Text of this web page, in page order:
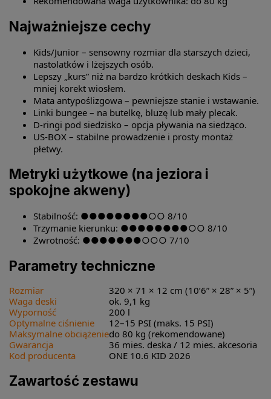
Najważniejsze cechy
Kids/Junior – sensowny rozmiar dla starszych dzieci,
nastolatków i lżejszych osób.
Lepszy „kurs” niż na bardzo krótkich deskach Kids –
mniej korekt wiosłem.
Mata antypoślizgowa – pewniejsze stanie i wstawanie.
Linki bungee – na butelkę, bluzę lub mały plecak.
D-ringi pod siedzisko – opcja pływania na siedząco.
US-BOX – stabilne prowadzenie i prosty montaż
płetwy.
Metryki użytkowe (na jeziora i
spokojne akweny)
Stabilność: ●●●●●●●●○○ 8/10
Trzymanie kierunku: ●●●●●●●●○○ 8/10
Zwrotność: ●●●●●●●○○○ 7/10
Parametry techniczne
Rozmiar
320 × 71 × 12 cm (10’6” × 28” × 5”)
Waga deski
ok. 9,1 kg
Wyporność
200 l
Optymalne ciśnienie
12–15 PSI (maks. 15 PSI)
Maksymalne obciążeniedo 80 kg (rekomendowane)
Gwarancja
36 mies. deska / 12 mies. akcesoria
Kod producenta
ONE 10.6 KID 2026
Zawartość zestawu